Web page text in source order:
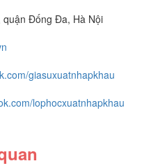
quận Đống Đa, Hà Nội
giasuxuatnhapkhau
lophocxuatnhapkhau